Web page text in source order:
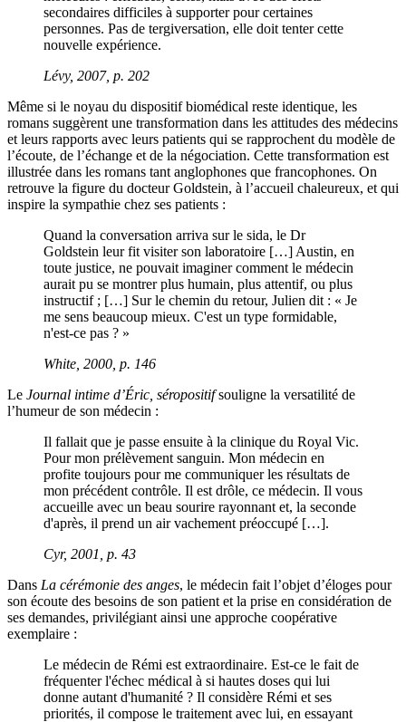
secondaires difficiles à supporter pour certaines
personnes. Pas de tergiversation, elle doit tenter cette
nouvelle expérience.
Lévy, 2007, p. 202
Même si le noyau du dispositif biomédical reste identique, les
romans suggèrent une transformation dans les attitudes des médecins
et leurs rapports avec leurs patients qui se rapprochent du modèle de
l’écoute, de l’échange et de la négociation. Cette transformation est
illustrée dans les romans tant anglophones que francophones. On
retrouve la figure du docteur Goldstein, à l’accueil chaleureux, et qui
inspire la sympathie chez ses patients :
Quand la conversation arriva sur le sida, le Dr
Goldstein leur fit visiter son laboratoire […] Austin, en
toute justice, ne pouvait imaginer comment le médecin
aurait pu se montrer plus humain, plus attentif, ou plus
instructif ; […] Sur le chemin du retour, Julien dit : « Je
me sens beaucoup mieux. C'est un type formidable,
n'est-ce pas ? »
White, 2000, p. 146
Le Journal intime d’Éric, séropositifsouligne la versatilité de
l’humeur de son médecin :
Il fallait que je passe ensuite à la clinique du Royal Vic.
Pour mon prélèvement sanguin. Mon médecin en
profite toujours pour me communiquer les résultats de
mon précédent contrôle. Il est drôle, ce médecin. Il vous
accueille avec un beau sourire rayonnant et, la seconde
d'après, il prend un air vachement préoccupé […].
Cyr, 2001, p. 43
Dans La cérémonie des anges, le médecin fait l’objet d’éloges pour
son écoute des besoins de son patient et la prise en considération de
ses demandes, privilégiant ainsi une approche coopérative
exemplaire :
Le médecin de Rémi est extraordinaire. Est-ce le fait de
fréquenter l'échec médical à si hautes doses qui lui
donne autant d'humanité ? Il considère Rémi et ses
priorités, il compose le traitement avec lui, en essayant